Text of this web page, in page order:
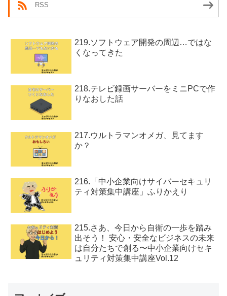
RSS
219.ソフトウェア開発の周辺…ではな
くなってきた
218.テレビ録画サーバーをミニPCで作
りなおした話
217.ウルトラマンオメガ、見てます
か？
216.「中小企業向けサイバーセキュリ
ティ対策集中講座」ふりかえり
215.さあ、今日から自衛の一歩を踏み
出そう！ 安心・安全なビジネスの未来
は自分たちで創る〜中小企業向けセキ
ュリティ対策集中講座Vol.12